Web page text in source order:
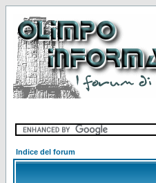
Indice del forum